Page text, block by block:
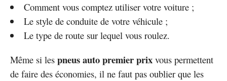
Comment vous comptez utiliser votre voiture ;
Le style de conduite de votre véhicule ;
Le type de route sur lequel vous roulez.
Même si les pneus auto premier prix vous permettent
de faire des économies, il ne faut pas oublier que les